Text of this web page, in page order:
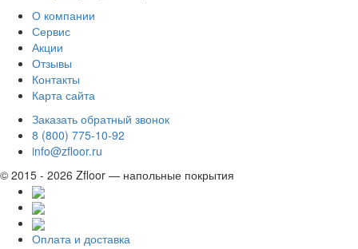
О компании
Сервис
Акции
Отзывы
Контакты
Карта сайта
Заказать обратный звонок
8 (800) 775-10-92
info@zfloor.ru
© 2015 - 2026 Zfloor — напольные покрытия
Оплата и доставка